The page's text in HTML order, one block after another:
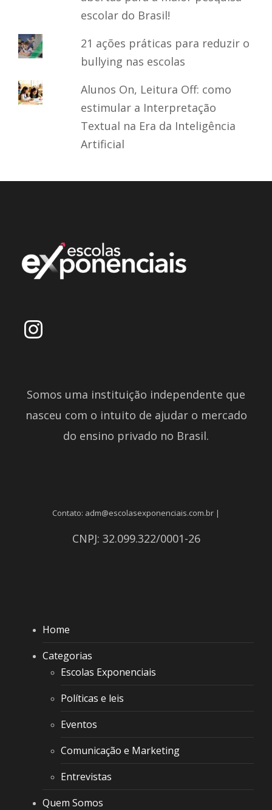
escolar do Brasil!
21 ações práticas para reduzir o
bullying nas escolas
Alunos On, Leitura Off: como
estimular a Interpretação
Textual na Era da Inteligência
Artificial
Somos uma instituição independente que
nasceu com o intuito de ajudar o mercado
do ensino privado no Brasil.
Contato: adm@escolasexponenciais.com.br |
CNPJ: 32.099.322/0001-26
Home
Categorias
Escolas Exponenciais
Políticas e leis
Eventos
Comunicação e Marketing
Entrevistas
Quem Somos